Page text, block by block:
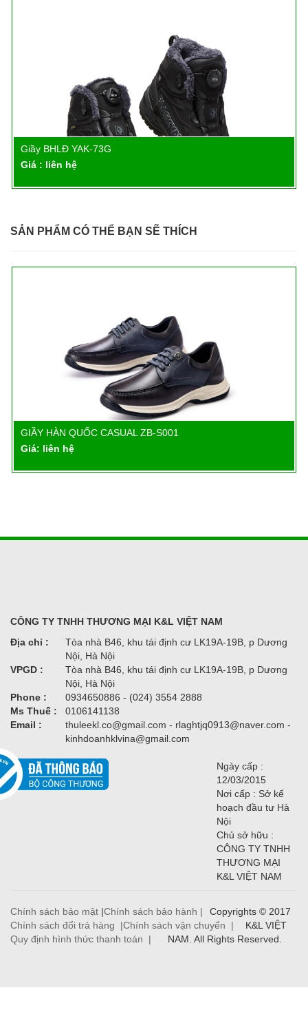
Giầy BHLĐ YAK-73G
Giá : liên hệ
SẢN PHẨM CÓ THỂ BẠN SẼ THÍCH
Chi tiết
GIẦY HÀN QUỐC CASUAL ZB-S001
Giá: liên hệ
CÔNG TY TNHH THƯƠNG MẠI K&L VIỆT NAM
Địa chỉ :
Tòa nhà B46, khu tái định cư LK19A-19B, p Dương
Nội, Hà Nội
VPGD :
Tòa nhà B46, khu tái định cư LK19A-19B, p Dương
Nội, Hà Nội
Phone :
0934650886 - (024) 3554 2888
Ms Thuế :
0106141138
Email :
thuleekl.co@gmail.com - rlaghtjq0913@naver.com -
kinhdoanhklvina@gmail.com
Ngày cấp :
12/03/2015
Nơi cấp : Sở kế
hoạch đầu tư Hà
Nội
Chủ sở hữu :
CÔNG TY TNHH
THƯƠNG MẠI
K&L VIỆT NAM
Chính sách bảo mật |Chính sách bảo hành |
Chính sách đổi trả hàng |Chính sách vận chuyển |
Quy định hình thức thanh toán |
Copyrights © 2017
K&L VIỆT
NAM. All Rights Reserved.